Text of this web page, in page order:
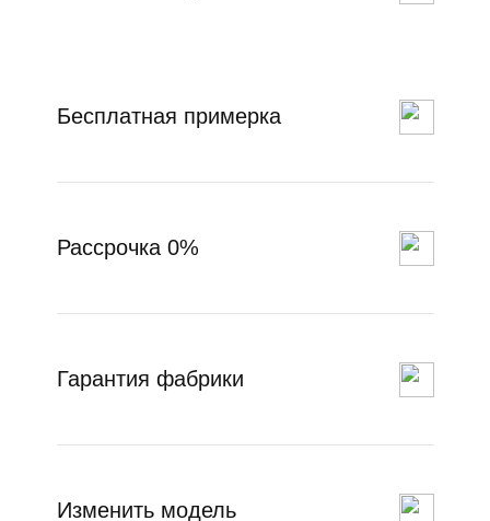
Бесплатная примерка
Рассрочка 0%
Гарантия фабрики
Изменить модель